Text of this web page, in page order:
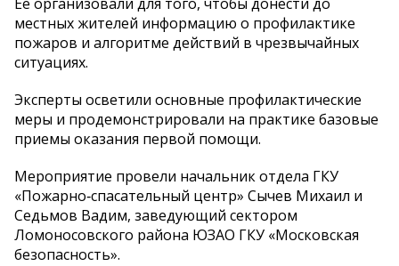
местных жителей информацию о профилактике
пожаров и алгоритме действий в чрезвычайных
ситуациях.
Эксперты осветили основные профилактические
меры и продемонстрировали на практике базовые
приемы оказания первой помощи.
Мероприятие провели начальник отдела ГКУ
«Пожарно‑спасательный центр» Сычев Михаил и
Седьмов Вадим, заведующий сектором
Ломоносовского района ЮЗАО ГКУ «Московская
безопасность».